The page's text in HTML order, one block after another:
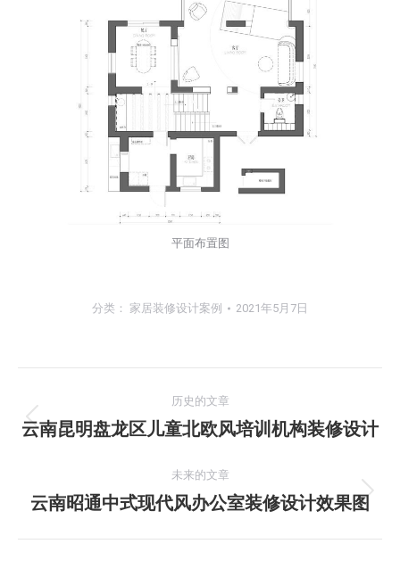
平面布置图
分类： 家居装修设计案例 2021年5月7日
章
航
历史的文章
历
的
文
云南昆明盘龙区儿童北欧风培训机构装修设计
未来的文章
未
云南昭通中式现代风办公室装修设计效果图